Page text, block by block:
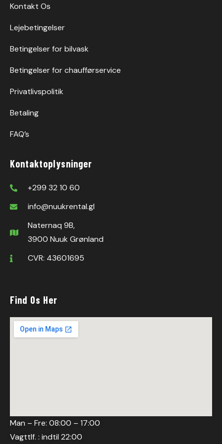
Kontakt Os
Lejebetingelser
Betingelser for bilvask
Betingelser for chaufførservice
Privatlivspolitik
Betaling
FAQ’s
Kontaktoplysninger
+299 32 10 60
info@nuukrental.gl
Naternaq 9B,
3900 Nuuk Grønland
CVR: 43601695
Find Os Her
Man – Fre: 08:00 – 17:00
Vagttlf. : indtil 22:00